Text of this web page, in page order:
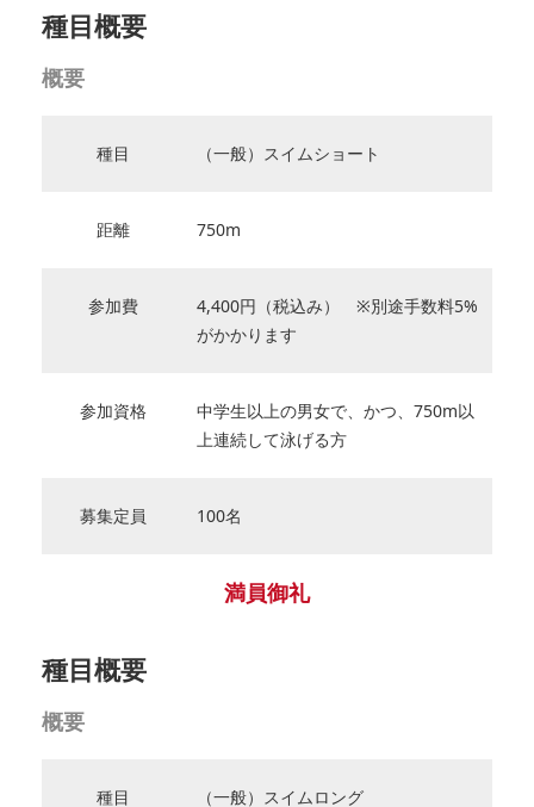
種目概要
概要
種目 （一般）スイムショート
距離 750m
参加費
4,400円（税込み） ※別途手数料5%
がかかります
参加資格
中学生以上の男女で、かつ、750m以
上連続して泳げる方
募集定員 100名
満員御礼
種目概要
概要
種目 （一般）スイムロング